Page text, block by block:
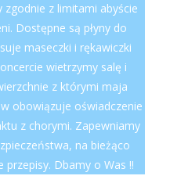
zgodnie z limitami abyście
Dostępne są płyny do
maseczki i rękawiczki
wietrzymy salę i
z którymi maja
obowiązuje oświadczenie
z chorymi. Zapewniamy
na bieżąco
Dbamy o Was !!